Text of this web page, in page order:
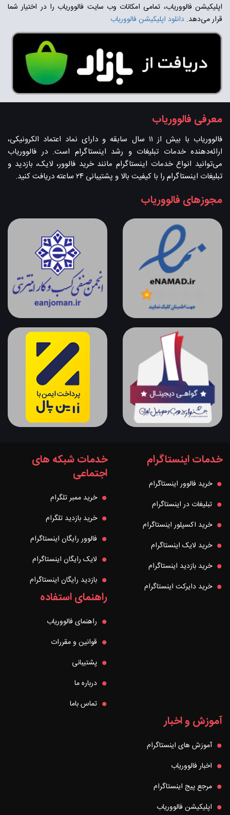
اپلیکیشن فالووریاب، تمامی امکانات وب سایت فالووریاب را در اختیار شما
قرار می‌دهد. دانلود اپلیکیشن فالووریاب
معرفی فالووریاب
فالووریاب با بیش از ۱۱ سال سابقه و دارای نماد اعتماد الکرونیکی،
ارائه‌دهنده خدمات تبلیغات و رشد اینستاگرام است. در فالووریاب
می‌توانید انواع خدمات اینستاگرام مانند خرید فالوور، لایک، بازدید و
تبلیغات اینستاگرام را با کیفیت بالا و پشتیبانی ۲۴ ساعته دریافت کنید.
مجوزهای فالووریاب
خدمات اینستاگرام
خرید فالوور اینستاگرام
تبلیغات در اینستاگرام
خرید اکسپلور اینستاگرام
خرید لایک اینستاگرام
خرید بازدید اینستاگرام
خرید دایرکت اینستاگرام
خدمات شبکه های
اجتماعی
خرید ممبر تلگرام
خرید بازدید تلگرام
فالوور رایگان اینستاگرام
لایک رایگان اینستاگرام
بازدید رایگان اینستاگرام
راهنمای استفاده
راهنمای فالووریاب
قوانین و مقررات
پشتیبانی
درباره ما
تماس باما
آموزش و اخبار
آموزش های اینستاگرام
اخبار فالووریاب
مرجع پیج اینستاگرام
اپلیکیشن فالووریاب